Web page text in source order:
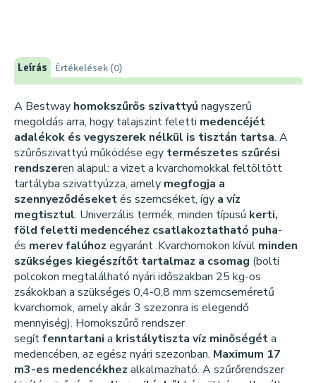
Leírás Értékelések (0)
A Bestway homokszűrős szivattyú nagyszerű
megoldás arra, hogy talajszint feletti medencéjét
adalékok és vegyszerek nélkül is tisztán tartsa. A
szűrőszivattyú működése egy természetes szűrési
rendszeren alapul: a vizet a kvarchomokkal feltöltött
tartályba szivattyúzza, amely megfogja a
szennyeződéseketés szemcséket, így a víz
megtisztul. Univerzális termék, minden típusú kerti,
föld feletti medencéhez csatlakoztatható puha-
és merev falúhoz egyaránt .Kvarchomokon kívül minden
szükséges kiegészítőt tartalmaz a csomag (bolti
polcokon megtalálható nyári időszakban 25 kg-os
zsákokban a szükséges 0,4-0,8 mm szemcseméretű
kvarchomok, amely akár 3 szezonra is elegendő
mennyiség). Homokszűrő rendszer
segítfenntartani a kristálytiszta víz minőségéta
medencében, az egész nyári szezonban. Maximum 17
m3-es medencékhez alkalmazható. A szűrőrendszer